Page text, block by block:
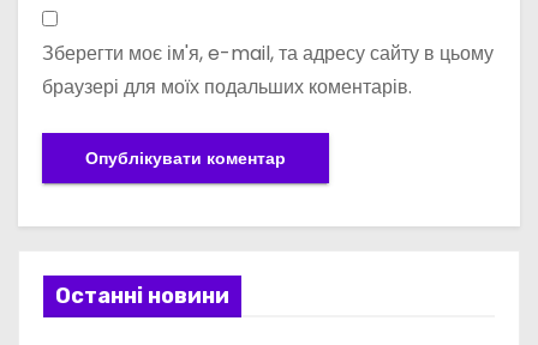
Зберегти моє ім'я, e-mail, та адресу сайту в цьому
браузері для моїх подальших коментарів.
Останні новини